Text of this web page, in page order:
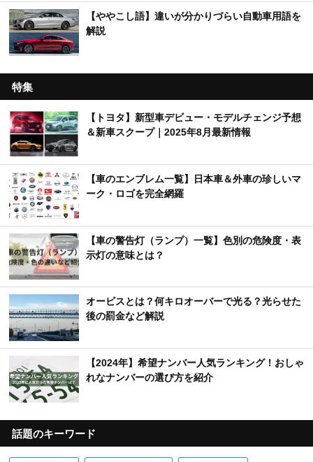
【ややこし語】違いが分かりづらい自動車用語を
解説
特集
【トヨタ】新型車デビュー・モデルチェンジ予想
＆新車スクープ｜2025年8月最新情報
【車のエンブレム一覧】日本車＆外車の珍しいマ
ーク・ロゴを完全網羅
【車の警告灯（ランプ）一覧】色別の危険度・表
示灯の意味とは？
オービスとは？何キロオーバーで光る？光らせた
後の罰金など解説
【2024年】希望ナンバー人気ランキング！おしゃ
れなナンバーの選び方を紹介
話題のキーワード